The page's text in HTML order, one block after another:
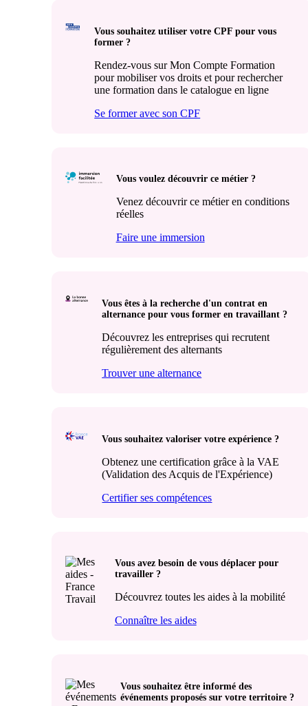
Vous souhaitez utiliser votre CPF pour vous
former ?
Rendez-vous sur Mon Compte Formation
pour mobiliser vos droits et pour rechercher
une formation dans le catalogue en ligne
Se former avec son CPF
Vous voulez découvrir ce métier ?
Venez découvrir ce métier en conditions
réelles
Faire une immersion
Vous êtes à la recherche d'un contrat en
alternance pour vous former en travaillant ?
Découvrez les entreprises qui recrutent
régulièrement des alternants
Trouver une alternance
Vous souhaitez valoriser votre expérience ?
Obtenez une certification grâce à la VAE
(Validation des Acquis de l'Expérience)
Certifier ses compétences
Vous avez besoin de vous déplacer pour
travailler ?
Découvrez toutes les aides à la mobilité
Connaître les aides
Vous souhaitez être informé des
événements proposés sur votre territoire ?